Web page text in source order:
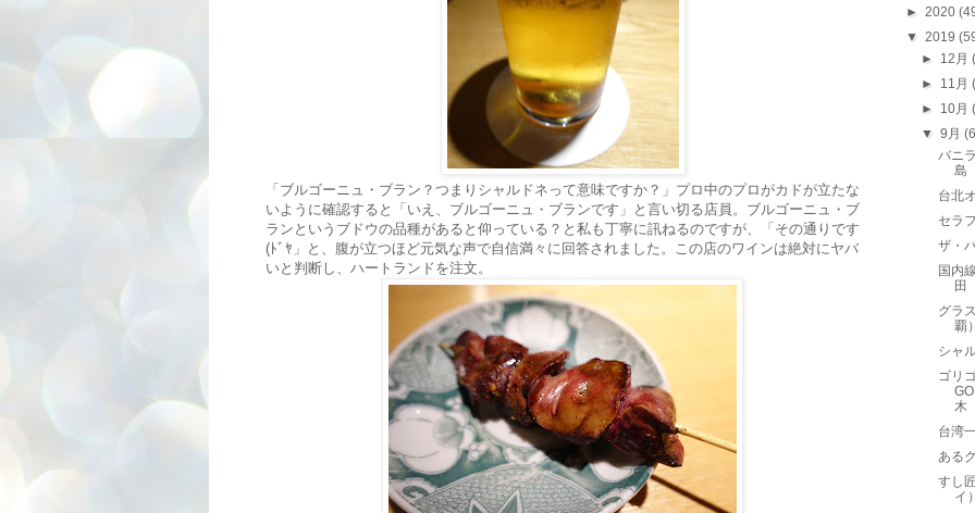
「ブルゴーニュ・ブラン？つまりシャルドネって意味ですか？」プロ中のプロがカドが立たな
いように確認すると「いえ、ブルゴーニュ・ブランです」と言い切る店員。ブルゴーニュ・ブ
ランというブドウの品種があると仰っている？と私も丁寧に訊ねるのですが、「その通りです
(ﾄﾞﾔ」と、腹が立つほど元気な声で自信満々に回答されました。この店のワインは絶対にヤバ
いと判断し、ハートランドを注文。
► 2020
▼ 2019
► 12月
► 11月
► 10月
▼9月
バニ
島
台北
セラ
ザ・
国内
田
グラ
覇
シャ
ゴリ
木
台湾
ある
すし
イ